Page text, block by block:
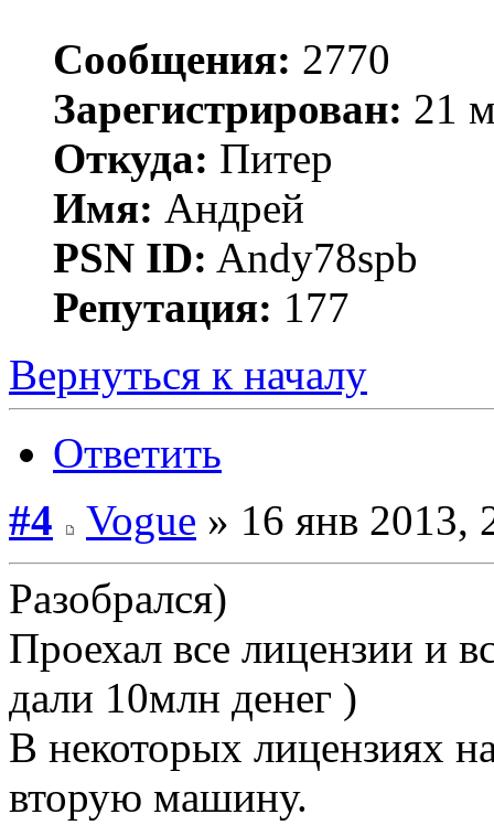
Сообщения: 2770
Зарегистрирован: 21
Откуда: Питер
Имя: Андрей
PSN ID: Andy78spb
Репутация: 177
Вернуться к началу
Ответить
#4
Vogue » 16 янв 2013,
Разобрался)
Проехал все лицензии и
дали 10млн денег )
В некоторых лицензиях
вторую машину.